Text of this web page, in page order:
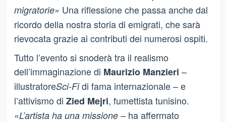
migratorie» Una riflessione che passa anche dal
ricordo della nostra storia di emigrati, che sarà
rievocata grazie ai contributi dei numerosi ospiti.
Tutto l’evento si snoderà tra il realismo
dell’immaginazione di Maurizio Manzieri –
illustratoreSci-Fidi fama internazionale – e
l’attivismo di Zied Mejri, fumettista tunisino.
«L’artista ha una missione– ha affermato